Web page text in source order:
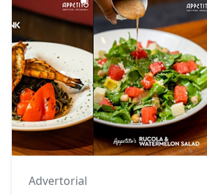
Advertorial